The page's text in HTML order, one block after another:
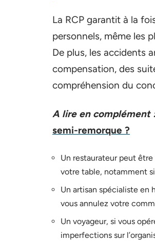
La RCP garantit à la
personnels, même les
De plus, les accidents
compensation, des
compréhension du
A lire en complément
semi-remorque ?
Un restaurateur peut
votre table, notamment
Un artisan spécialiste en
vous annulez votre
Un voyageur, si vous
imperfections sur